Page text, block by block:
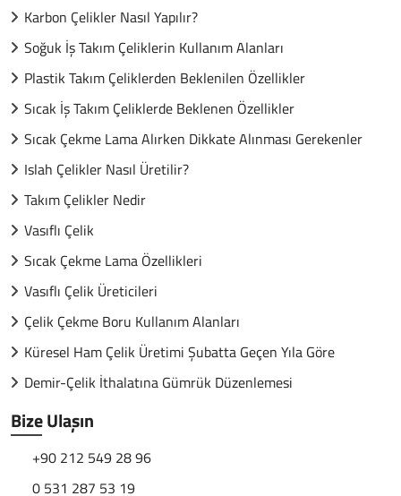
Karbon Çelikler Nasıl Yapılır?
Soğuk İş Takım Çeliklerin Kullanım Alanları
Plastik Takım Çeliklerden Beklenilen Özellikler
Sıcak İş Takım Çeliklerde Beklenen Özellikler
Sıcak Çekme Lama Alırken Dikkate Alınması Gerekenler
Islah Çelikler Nasıl Üretilir?
Takım Çelikler Nedir
Vasıflı Çelik
Sıcak Çekme Lama Özellikleri
Vasıflı Çelik Üreticileri
Çelik Çekme Boru Kullanım Alanları
Küresel Ham Çelik Üretimi Şubatta Geçen Yıla Göre
Demir-Çelik İthalatına Gümrük Düzenlemesi
Bize Ulaşın
+90 212 549 28 96
0 531 287 53 19